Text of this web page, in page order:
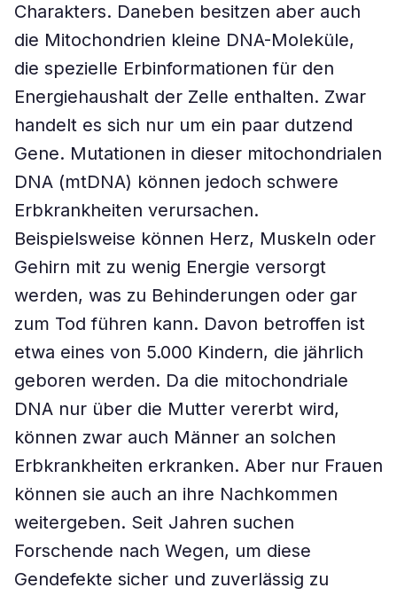
Charakters. Daneben besitzen aber auch
die Mitochondrien kleine DNA-Moleküle,
die spezielle Erbinformationen für den
Energiehaushalt der Zelle enthalten. Zwar
handelt es sich nur um ein paar dutzend
Gene. Mutationen in dieser mitochondrialen
DNA (mtDNA) können jedoch schwere
Erbkrankheiten verursachen.
Beispielsweise können Herz, Muskeln oder
Gehirn mit zu wenig Energie versorgt
werden, was zu Behinderungen oder gar
zum Tod führen kann. Davon betroffen ist
etwa eines von 5.000 Kindern, die jährlich
geboren werden. Da die mitochondriale
DNA nur über die Mutter vererbt wird,
können zwar auch Männer an solchen
Erbkrankheiten erkranken. Aber nur Frauen
können sie auch an ihre Nachkommen
weitergeben. Seit Jahren suchen
Forschende nach Wegen, um diese
Gendefekte sicher und zuverlässig zu